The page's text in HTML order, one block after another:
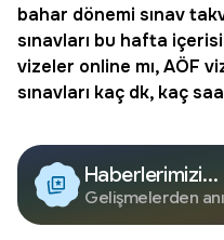
bahar dönemi sınav
sınavları bu hafta
vizeler online mı, AÖF
sınavları kaç dk, kaç
Haberlerimizi
Google'da
Edin
Gelişmelerden